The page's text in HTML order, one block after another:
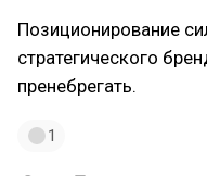
Позиционирование
стратегического
пренебрегать.
1